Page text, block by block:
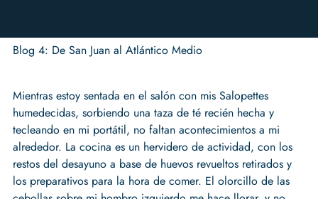
Blog 4: De San Juan al Atlántico Medio
Mientras estoy sentada en el salón con mis Salopettes
humedecidas, sorbiendo una taza de té recién hecha y
tecleando en mi portátil, no faltan acontecimientos a mi
alrededor. La cocina es un hervidero de actividad, con los
restos del desayuno a base de huevos revueltos retirados y
los preparativos para la hora de comer. El olorcillo de las